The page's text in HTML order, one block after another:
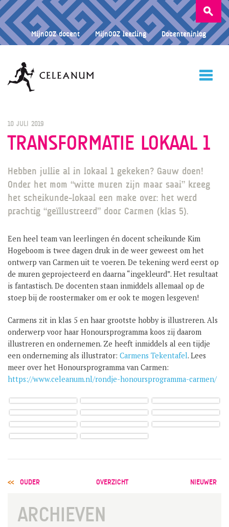
Zoeken
naar:
MijnOOZ docent MijnOOZ leerling Docenteninlog
ONDERWIJS
GROEP 8 / JONG CELEANUM
10 JULI 2019
TRANSFORMATIE LOKAAL 1
Hebben jullie al in lokaal 1 gekeken? Gauw doen!
Onder het mom “witte muren zijn maar saai” kreeg
het scheikunde-lokaal een make over: het werd
prachtig “geïllustreerd” door Carmen (klas 5).
Een heel team van leerlingen én docent scheikunde Kim
Hogeboom is twee dagen druk in de weer geweest om het
ontwerp van Carmen uit te voeren. De tekening werd eerst op
de muren geprojecteerd en daarna “ingekleurd”. Het resultaat
is fantastisch. De docenten staan inmiddels allemaal op de
stoep bij de roostermaker om er ook te mogen lesgeven!
Carmens zit in klas 5 en haar grootste hobby is illustreren. Als
onderwerp voor haar Honoursprogramma koos zij daarom
illustreren en ondernemen. Ze heeft inmiddels al een tijdje
een onderneming als illustrator: Carmens Tekentafel. Lees
meer over het Honoursprogramma van Carmen:
https://www.celeanum.nl/rondje-honoursprogramma-carmen/
POST
NAVIGATION
OUDER OVERZICHT NIEUWER
ARCHIEVEN